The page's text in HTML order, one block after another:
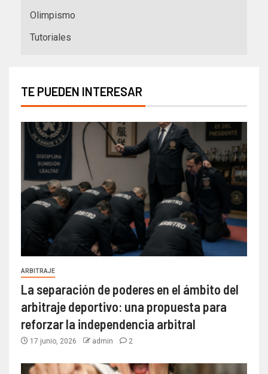
Olimpismo
Tutoriales
TE PUEDEN INTERESAR
ARBITRAJE
La separación de poderes en el ámbito del
arbitraje deportivo: una propuesta para
reforzar la independencia arbitral
17 junio, 2026 admin 2